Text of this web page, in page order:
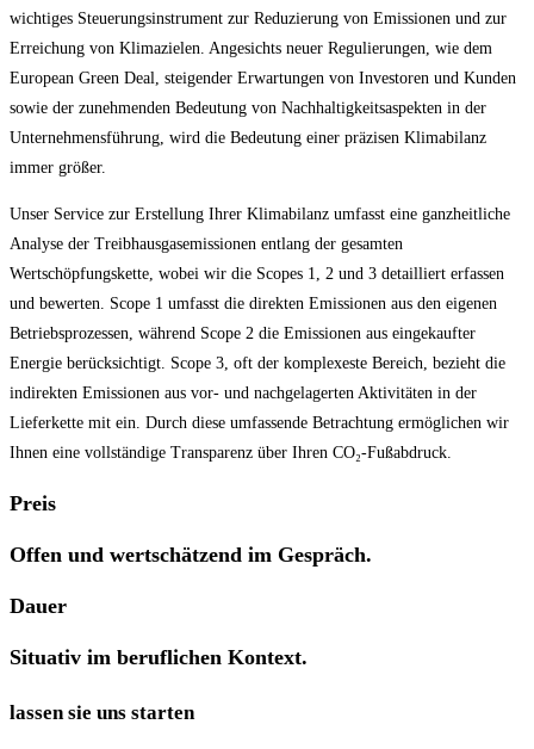
wichtiges Steuerungsinstrument zur Reduzierung von Emissionen und zur
Erreichung von Klimazielen. Angesichts neuer Regulierungen, wie dem
European Green Deal, steigender Erwartungen von Investoren und Kunden
sowie der zunehmenden Bedeutung von Nachhaltigkeitsaspekten in der
Unternehmensführung, wird die Bedeutung einer präzisen Klimabilanz
immer größer.
Unser Service zur Erstellung Ihrer Klimabilanz umfasst eine ganzheitliche
Analyse der Treibhausgasemissionen entlang der gesamten
Wertschöpfungskette, wobei wir die Scopes 1, 2 und 3 detailliert erfassen
und bewerten. Scope 1 umfasst die direkten Emissionen aus den eigenen
Betriebsprozessen, während Scope 2 die Emissionen aus eingekaufter
Energie berücksichtigt. Scope 3, oft der komplexeste Bereich, bezieht die
indirekten Emissionen aus vor- und nachgelagerten Aktivitäten in der
Lieferkette mit ein. Durch diese umfassende Betrachtung ermöglichen wir
Ihnen eine vollständige Transparenz über Ihren CO₂-Fußabdruck.
Preis
Offen und wertschätzend im Gespräch.
Dauer
Situativ im beruflichen Kontext.
lassen sie uns starten